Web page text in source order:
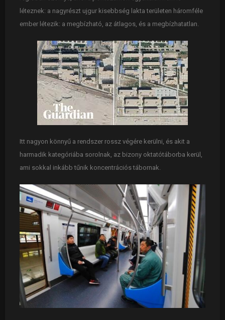
léteznek: a nagyrészt ujgur kisebbség lakta területen háromféle
ember létezik: a megbízható, az átlagos, és a megbízhatatlan.
Itt nagyon könnyű a rendszer rossz végére kerülni, és akit a
harmadik kategóriába sorolnak, az bizony oktatótáborba kerül,
ami sokkal inkább tűnik koncentrációs tábornak.